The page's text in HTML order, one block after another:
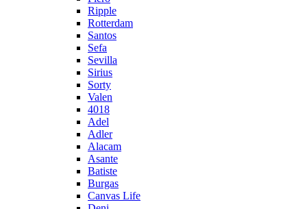
Ripple
Rotterdam
Santos
Sefa
Sevilla
Sirius
Sorty
Valen
4018
Adel
Adler
Alacam
Asante
Batiste
Burgas
Canvas Life